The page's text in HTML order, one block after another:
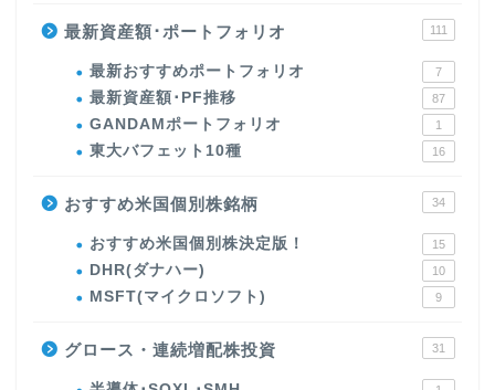
最新資産額･ポートフォリオ 111
最新おすすめポートフォリオ 7
最新資産額･PF推移 87
GANDAMポートフォリオ 1
東大バフェット10種 16
おすすめ米国個別株銘柄 34
おすすめ米国個別株決定版！ 15
DHR(ダナハー) 10
MSFT(マイクロソフト) 9
グロース・連続増配株投資 31